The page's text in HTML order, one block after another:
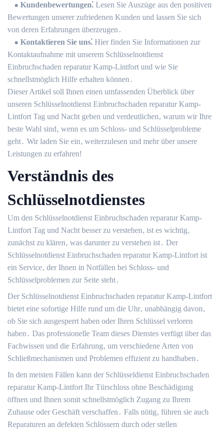
Kundenbewertungen⁚ Lesen Sie Auszüge aus den positiven
Bewertungen unserer zufriedenen Kunden und lassen Sie sich
von deren Erfahrungen überzeugen․
Kontaktieren Sie uns⁚ Hier finden Sie Informationen zur
Kontaktaufnahme mit unserem Schlüsselnotdienst
Einbruchschaden reparatur Kamp-Lintfort und wie Sie
schnellstmöglich Hilfe erhalten können․
Dieser Artikel soll Ihnen einen umfassenden Überblick über
unseren Schlüsselnotdienst Einbruchschaden reparatur Kamp-
Lintfort Tag und Nacht geben und verdeutlichen‚ warum wir Ihre
beste Wahl sind‚ wenn es um Schloss- und Schlüsselprobleme
geht․ Wir laden Sie ein‚ weiterzulesen und mehr über unsere
Leistungen zu erfahren!​
Verständnis des
Schlüsselnotdienstes
Um den Schlüsselnotdienst Einbruchschaden reparatur Kamp-
Lintfort Tag und Nacht besser zu verstehen‚ ist es wichtig‚
zunächst zu klären‚ was darunter zu verstehen ist․ Der
Schlüsselnotdienst Einbruchschaden reparatur Kamp-Lintfort ist
ein Service‚ der Ihnen in Notfällen bei Schloss- und
Schlüsselproblemen zur Seite steht․
Der Schlüsselnotdienst Einbruchschaden reparatur Kamp-Lintfort
bietet eine sofortige Hilfe rund um die Uhr‚ unabhängig davon‚
ob Sie sich ausgesperrt haben oder Ihren Schlüssel verloren
haben․ Das professionelle Team dieses Dienstes verfügt über das
Fachwissen und die Erfahrung‚ um verschiedene Arten von
Schließmechanismen und Problemen effizient zu handhaben․
In den meisten Fällen kann der Schlüsseldienst Einbruchschaden
reparatur Kamp-Lintfort Ihr Türschloss ohne Beschädigung
öffnen und Ihnen somit schnellstmöglich Zugang zu Ihrem
Zuhause oder Geschäft verschaffen․ Falls nötig‚ führen sie auch
Reparaturen an defekten Schlössern durch oder stellen